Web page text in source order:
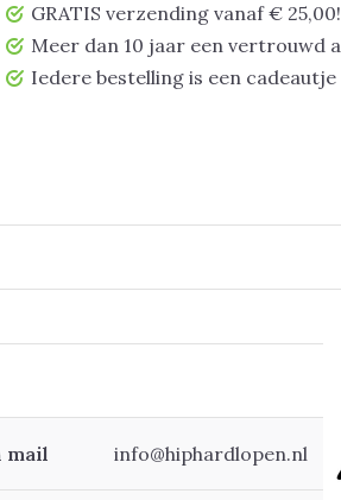
GRATIS verzending vanaf € 25,00!
Meer dan 10 jaar een vertrouwd
Iedere bestelling is een cadeautje
mail info@hiphardlopen.nl